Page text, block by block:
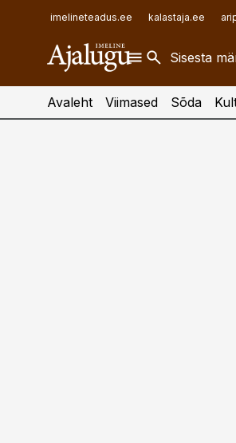
imelineteadus.ee kalastaja.ee
finantsuudised.ee
aritehnoloogia.ee
Avaleht Viimased Sõda